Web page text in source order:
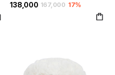
138,000 167,000 17%